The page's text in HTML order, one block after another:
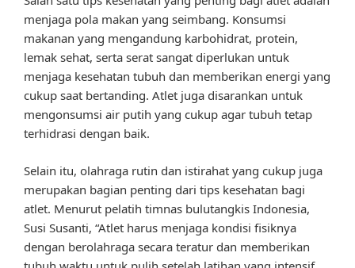
menjaga pola makan yang seimbang. Konsumsi
makanan yang mengandung karbohidrat, protein,
lemak sehat, serta serat sangat diperlukan untuk
menjaga kesehatan tubuh dan memberikan energi yang
cukup saat bertanding. Atlet juga disarankan untuk
mengonsumsi air putih yang cukup agar tubuh tetap
terhidrasi dengan baik.
Selain itu, olahraga rutin dan istirahat yang cukup juga
merupakan bagian penting dari tips kesehatan bagi
atlet. Menurut pelatih timnas bulutangkis Indonesia,
Susi Susanti, “Atlet harus menjaga kondisi fisiknya
dengan berolahraga secara teratur dan memberikan